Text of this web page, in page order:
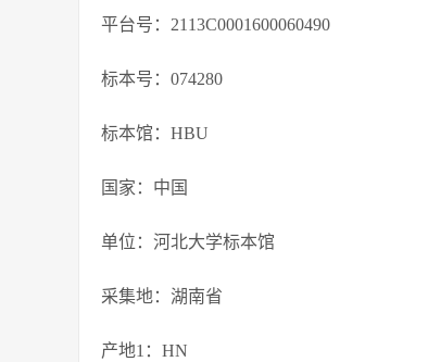
平台号：2113C0001600060490
标本号：074280
标本馆：HBU
国家：中国
单位：河北大学标本馆
采集地：湖南省
产地1：HN